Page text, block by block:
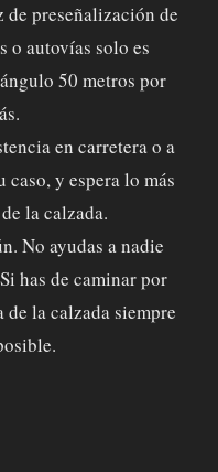
preseñalización de
o autovías solo es
50 metros por
en carretera o a
caso, y espera lo más
la calzada.
No ayudas a nadie
has de caminar por
la calzada siempre